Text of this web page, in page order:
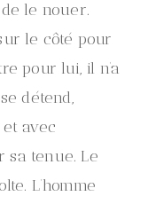
le nouer.
le côté pour
pour lui, il n’a
détend,
et avec
sa tenue. Le
L’homme